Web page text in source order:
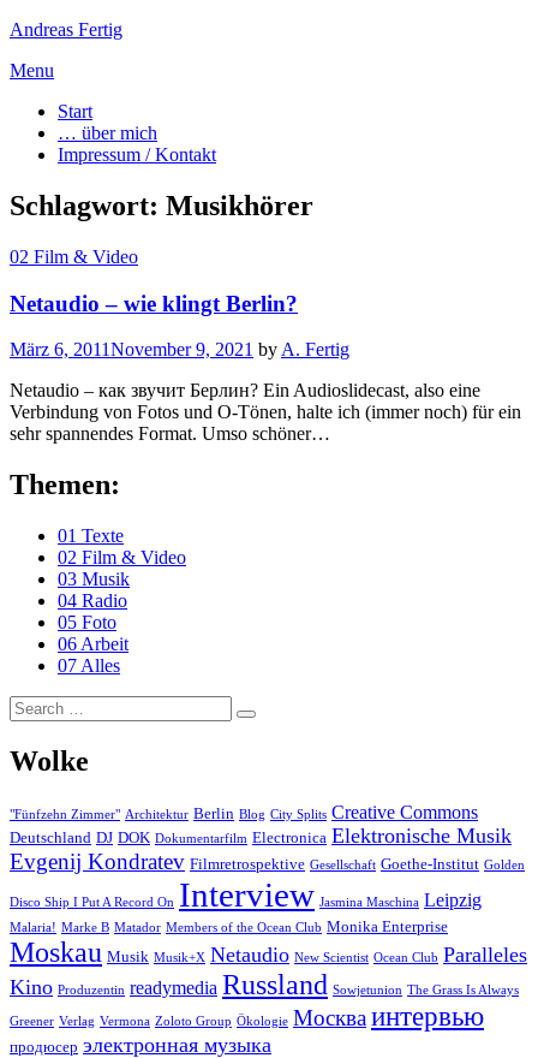
Andreas Fertig
Skip
content
Menu
Start
… über mich
Impressum / Kontakt
Schlagwort: Musikhörer
02 Film & Video
Netaudio – wie klingt Berlin?
Posted
März 6, 2011November 9, 2021 by A. Fertig
Netaudio – как звучит Берлин? Ein Audioslidecast, also eine
Verbindung von Fotos und O-Tönen, halte ich (immer noch) für ein
sehr spannendes Format. Umso schöner…
Themen:
01 Texte
02 Film & Video
03 Musik
04 Radio
05 Foto
06 Arbeit
07 Alles
Search
for:
Search
Wolke
"Fünfzehn Zimmer" Architektur Berlin Blog City Splits Creative Commons
Deutschland DJ DOK Dokumentarfilm Electronica Elektronische Musik
Evgenij Kondratev Filmretrospektive Gesellschaft Goethe-Institut Golden
Disco Ship I Put A Record On Interview Jasmina Maschina Leipzig
Malaria! Marke B Matador Members of the Ocean Club Monika Enterprise
Moskau Musik Musik+X Netaudio New Scientist Ocean Club Paralleles
Kino Produzentin readymedia Russland Sowjetunion The Grass Is Always
Greener Verlag Vermona Zoloto Group Ökologie Москваинтервью
продюсер электронная музыка